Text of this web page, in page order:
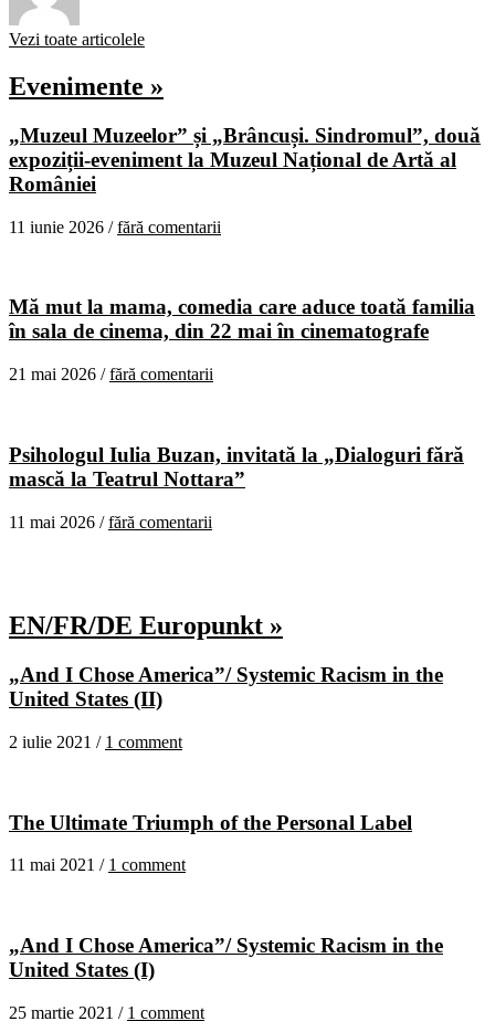
Vezi toate articolele
Evenimente »
„Muzeul Muzeelor” și „Brâncuși. Sindromul”, două
expoziții-eveniment la Muzeul Național de Artă al
României
11 iunie 2026 /fără comentarii
Mă mut la mama, comedia care aduce toată familia
în sala de cinema, din 22 mai în cinematografe
21 mai 2026 /fără comentarii
Psihologul Iulia Buzan, invitată la „Dialoguri fără
mască la Teatrul Nottara”
11 mai 2026 /fără comentarii
EN/FR/DE Europunkt »
„And I Chose America”/ Systemic Racism in the
United States (II)
2 iulie 2021 / 1 comment
The Ultimate Triumph of the Personal Label
11 mai 2021 / 1 comment
„And I Chose America”/ Systemic Racism in the
United States (I)
25 martie 2021 / 1 comment